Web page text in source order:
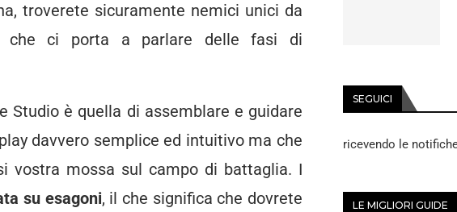
troverete sicuramente nemici unici da
che ci porta a parlare delle fasi di
Studio è quella di assemblare e guidare
davvero semplice ed intuitivo ma che
vostra mossa sul campo di battaglia. I
su esagoni, il che significa che dovrete
SEGUICI
ricevendo le
LE MIGLIORI GUIDE